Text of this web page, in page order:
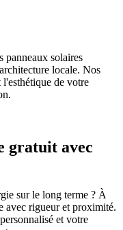
panneaux solaires
locale. Nos
de votre
gratuit avec
sur le long terme ? À
avec rigueur et proximité.
et votre